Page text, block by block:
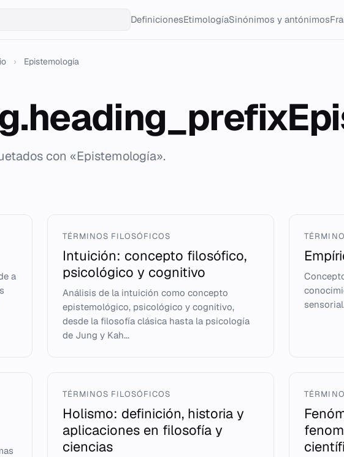
DefinicionesEtimologíaSinónimos y antónimos
› Epistemología
con «Epistemología».
a
TÉRMINOS FILOSÓFICOS
Intuición: concepto filosófico,
psicológico y cognitivo
Análisis de la intuición como concepto
epistemológico, psicológico y cognitivo,
desde la filosofía clásica hasta la psicología
de Jung y Kah...
TÉRMINOS FILOSÓFICOS
Holismo: definición, historia y
aplicaciones en filosofía y
ciencias